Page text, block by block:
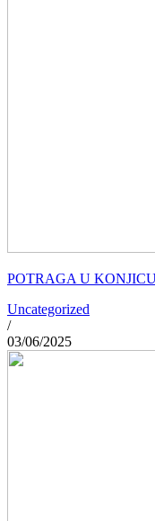
POTRAGA U
Uncategorized
/
03/06/2025